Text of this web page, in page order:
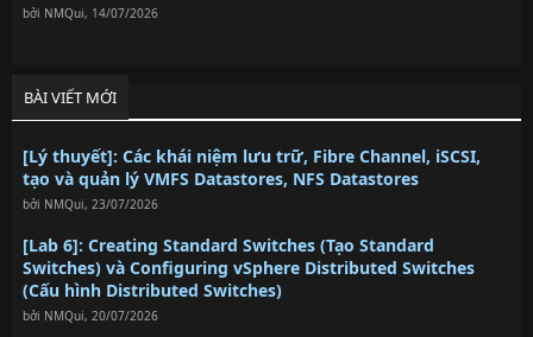
bởi NMQui, 14/07/2026
BÀI VIẾT MỚI
[Lý thuyết]: Các khái niệm lưu trữ, Fibre Channel, iSCSI,
tạo và quản lý VMFS Datastores, NFS Datastores
bởi NMQui, 23/07/2026
[Lab 6]: Creating Standard Switches (Tạo Standard
Switches) và Configuring vSphere Distributed Switches
(Cấu hình Distributed Switches)
bởi NMQui, 20/07/2026